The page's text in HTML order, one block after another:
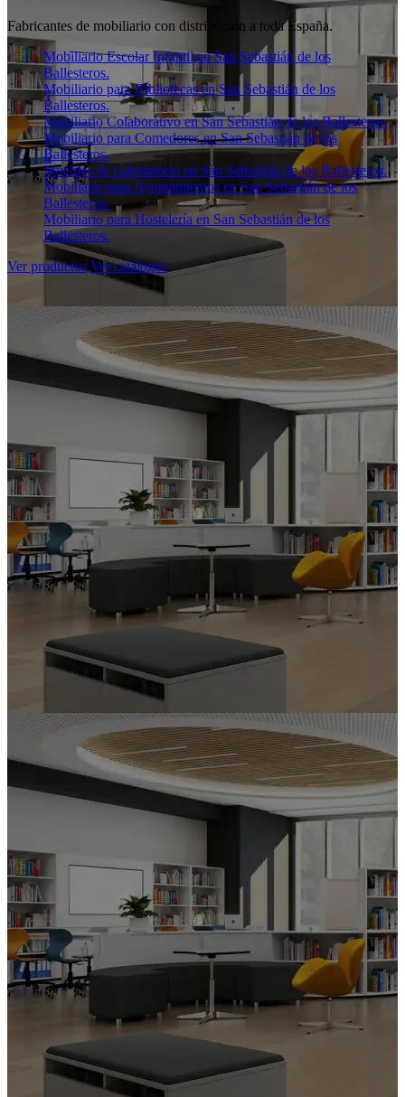
Fabricantes de mobiliario con distribución a toda España.
Mobiliario Escolar Infantil en San Sebastián de los
Ballesteros.
Mobiliario para Bibliotecas en San Sebastián de los
Ballesteros.
Mobiliario Colaborativo en San Sebastián de los Ballesteros.
Mobiliario para Comedores en San Sebastián de los
Ballesteros.
Muebles de Laboratorio en San Sebastián de los Ballesteros.
Mobiliario para Ayuntamientos en San Sebastián de los
Ballesteros.
Mobiliario para Hostelería en San Sebastián de los
Ballesteros.
Ver productos Ver catálogos